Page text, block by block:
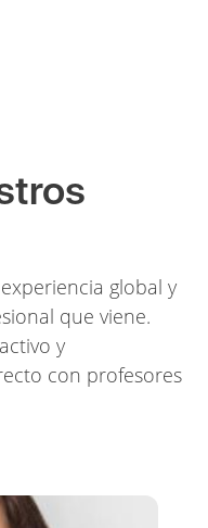
global y
que viene.
y
con profesores